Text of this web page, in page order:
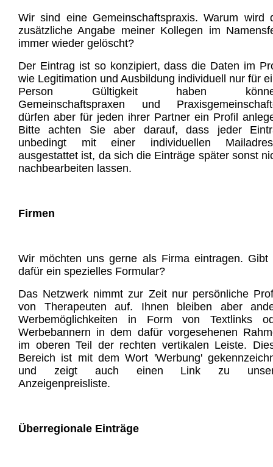
Wir sind eine Gemeinschaftspraxis. Warum wird
zusätzliche Angabe meiner Kollegen im
immer wieder gelöscht?
Der Eintrag ist so konzipiert, dass die Daten im
wie Legitimation und Ausbildung individuell nur für
Person Gültigkeit haben
Gemeinschaftspraxen und
dürfen aber für jeden ihrer Partner ein Profil
Bitte achten Sie aber darauf, dass jeder
unbedingt mit einer individuellen
ausgestattet ist, da sich die Einträge später sonst
nachbearbeiten lassen.
Firmen
Wir möchten uns gerne als Firma eintragen. Gibt
dafür ein spezielles Formular?
Das Netzwerk nimmt zur Zeit nur persönliche
von Therapeuten auf. Ihnen bleiben aber
Werbemöglichkeiten in Form von Textlinks
Werbebannern in dem dafür vorgesehenen
im oberen Teil der rechten vertikalen Leiste.
Bereich ist mit dem Wort 'Werbung'
und zeigt auch einen Link zu
Anzeigenpreisliste.
Überregionale Einträge